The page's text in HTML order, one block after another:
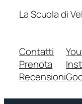
La Scuola di
Contatti
Prenota
Recensioni